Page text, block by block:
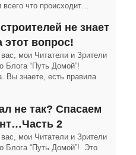
что происходит…
не знает
этот вопрос!
мои Читатели и Зрители
Блога “Путь Домой”!
Вы знаете, есть правила
не так? Спасаем
2
мои Читатели и Зрители
Блога “Путь Домой”! Это